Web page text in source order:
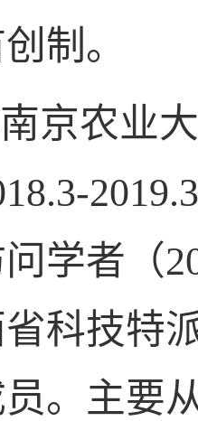
制。
南京农业
.3-2019.3
学者（
科技特
。主要